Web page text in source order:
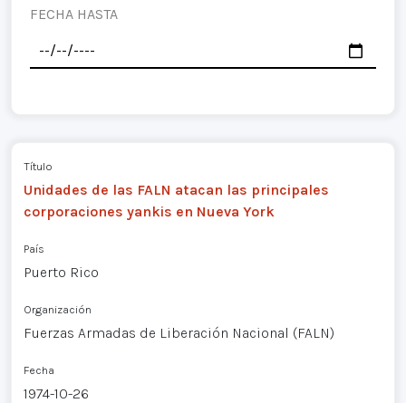
FECHA HASTA
Título
Unidades de las FALN atacan las principales
corporaciones yankis en Nueva York
País
Puerto Rico
Organización
Fuerzas Armadas de Liberación Nacional (FALN)
Fecha
1974-10-26